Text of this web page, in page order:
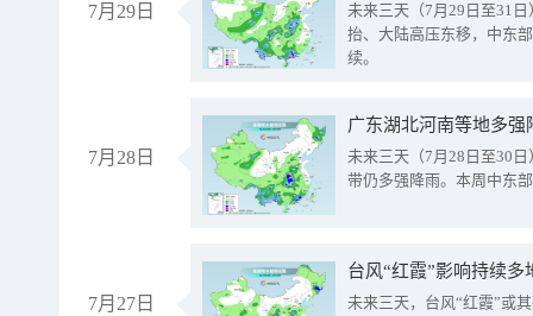
7月29日
未来三天（7月29日至31
抬、大陆高压东移，中东
续。
7月28日
广东湖北河南等地多
未来三天（7月28日至30
带仍多强降雨。本周中东
7月27日
台风“红霞”影响持续
未来三天，台风“红霞”或